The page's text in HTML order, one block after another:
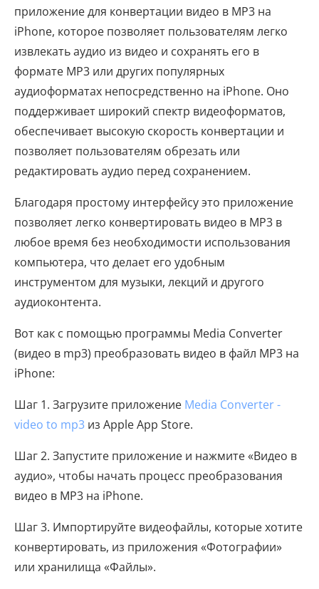
приложение для конвертации видео в MP3 на
iPhone, которое позволяет пользователям легко
извлекать аудио из видео и сохранять его в
формате MP3 или других популярных
аудиоформатах непосредственно на iPhone. Оно
поддерживает широкий спектр видеоформатов,
обеспечивает высокую скорость конвертации и
позволяет пользователям обрезать или
редактировать аудио перед сохранением.
Благодаря простому интерфейсу это приложение
позволяет легко конвертировать видео в MP3 в
любое время без необходимости использования
компьютера, что делает его удобным
инструментом для музыки, лекций и другого
аудиоконтента.
Вот как с помощью программы Media Converter
(видео в mp3) преобразовать видео в файл MP3 на
iPhone:
Шаг 1. Загрузите приложение Media Converter -
video to mp3 из Apple App Store.
Шаг 2. Запустите приложение и нажмите «Видео в
аудио», чтобы начать процесс преобразования
видео в MP3 на iPhone.
Шаг 3. Импортируйте видеофайлы, которые хотите
конвертировать, из приложения «Фотографии»
или хранилища «Файлы».